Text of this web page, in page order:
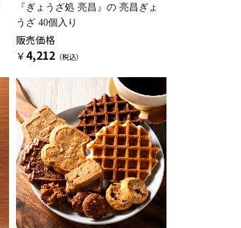
『ぎょうざ処 亮昌』の 亮昌ぎょ
うざ 40個入り
販売価格
￥ 4,212